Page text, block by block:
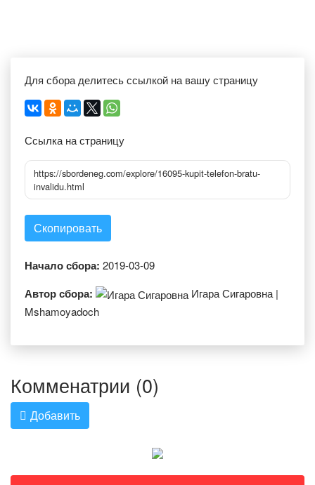
Для сбора делитесь ссылкой на вашу страницу
Ссылка на страницу
https://sbordeneg.com/explore/16095-kupit-telefon-bratu-
invalidu.html
Скопировать
Начало сбора: 2019-03-09
Автор сбора:
Игара Сигаровна |
Mshamoyadoch
Комменатрии (0)
Добавить